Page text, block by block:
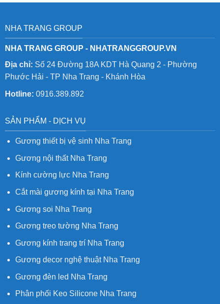
NHA TRANG GROUP
NHA TRANG GROUP - NHATRANGGROUP.VN
Địa chỉ: Số 24 Đường 18A KDT Hà Quang 2 - Phường
Phước Hải - TP Nha Trang - Khánh Hòa
Hotline: 0916.389.892
SẢN PHẨM - DỊCH VỤ
Gương thiết bị vệ sinh Nha Trang
Gương nội thất Nha Trang
Kính cường lực Nha Trang
Cắt mài gương kính tại Nha Trang
Gương soi Nha Trang
Gương treo tường Nha Trang
Gương kính trang trí Nha Trang
Gương decor nghệ thuật Nha Trang
Gương đèn led Nha Trang
Phân phối Keo Silicone Nha Trang